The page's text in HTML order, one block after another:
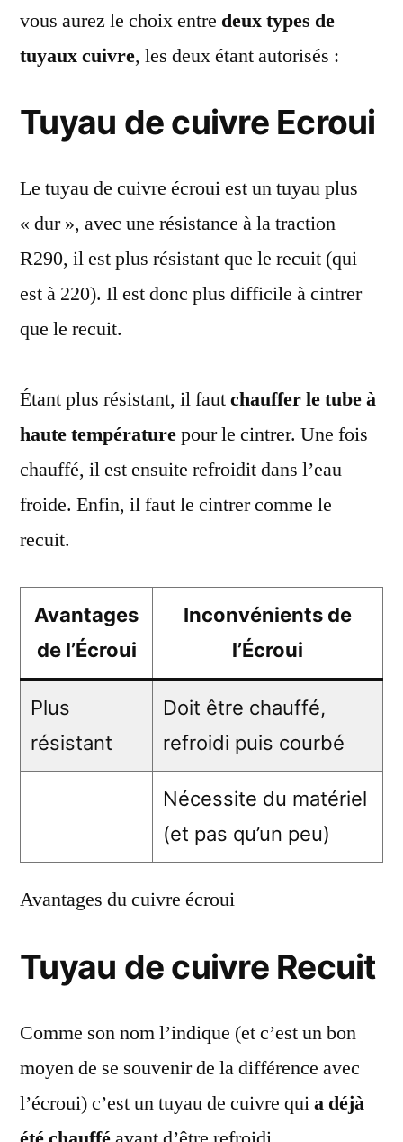
vous aurez le choix entre deux types de
tuyaux cuivre, les deux étant autorisés :
Tuyau de cuivre Ecroui
Le tuyau de cuivre écroui est un tuyau plus
« dur », avec une résistance à la traction
R290, il est plus résistant que le recuit (qui
est à 220). Il est donc plus difficile à cintrer
que le recuit.
Étant plus résistant, il fautchauffer le tube à
haute températurepour le cintrer. Une fois
chauffé, il est ensuite refroidit dans l’eau
froide. Enfin, il faut le cintrer comme le
recuit.
Avantages
de l’Écroui
Inconvénients de
l’Écroui
Plus
résistant
Doit être chauffé,
refroidi puis courbé
Nécessite du matériel
(et pas qu’un peu)
Avantages du cuivre écroui
Tuyau de cuivre Recuit
Comme son nom l’indique (et c’est un bon
moyen de se souvenir de la différence avec
l’écroui) c’est un tuyau de cuivre quia déjà